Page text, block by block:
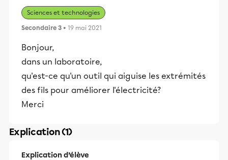
Sciences et technologies
Secondaire 3 • 19 mai 2021
Bonjour,
dans un laboratoire,
qu'est-ce qu'un outil qui aiguise les extrémités
des fils pour améliorer l'électricité?
Merci
Explication (1)
Explication d’élève